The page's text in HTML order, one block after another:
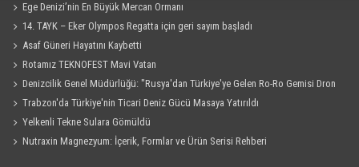
Ege Denizi’nin En Büyük Mercan Ormanı
14. TAYK – Eker Olympos Regatta için geri sayım başladı
Asaf Güneri Hayatını Kaybetti
Rotamız TEKNOFEST Mavi Vatan
Denizcilik Genel Müdürlüğü: "Rusya'dan Türkiye'ye Gelen Ro-Ro Gemisi Dron
Saldırısına Uğradı"
Trabzon'da Türkiye'nin Ticari Deniz Gücü Masaya Yatırıldı
Yelkenli Tekne Sulara Gömüldü
Nutraxin Magnezyum: İçerik, Formlar ve Ürün Serisi Rehberi